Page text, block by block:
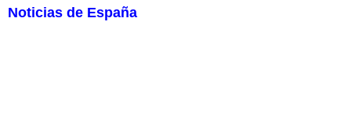
Noticias de España